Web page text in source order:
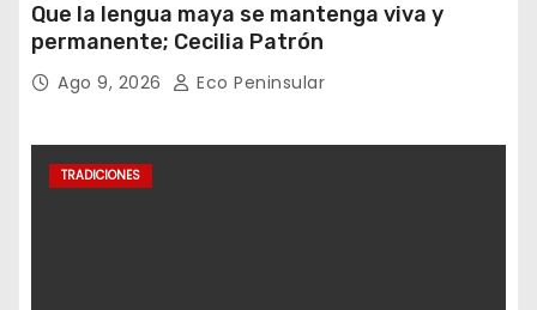
Que la lengua maya se mantenga viva y
permanente; Cecilia Patrón
Ago 9, 2026 Eco Peninsular
TRADICIONES